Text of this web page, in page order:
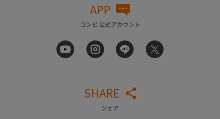
APP
コンビ 公式アカウント
SHARE
シェア